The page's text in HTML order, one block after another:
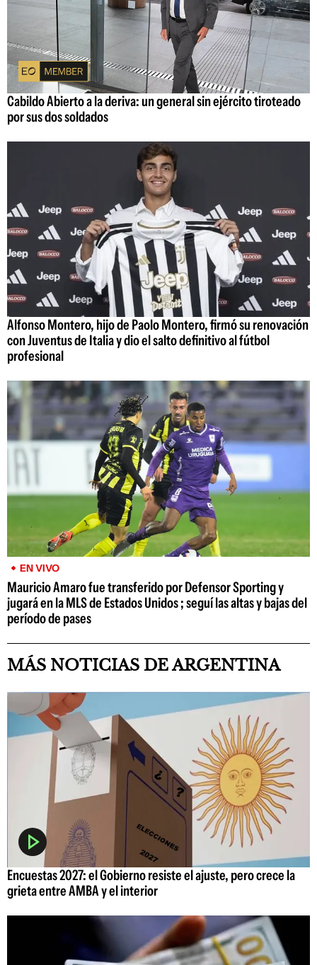
Cabildo Abierto a la deriva: un general sin ejército tiroteado
por sus dos soldados
Alfonso Montero, hijo de Paolo Montero, firmó su renovación
con Juventus de Italia y dio el salto definitivo al fútbol
profesional
EN VIVO
Mauricio Amaro fue transferido por Defensor Sporting y
jugará en la MLS de Estados Unidos ; seguí las altas y bajas del
período de pases
MÁS NOTICIAS DE ARGENTINA
Encuestas 2027: el Gobierno resiste el ajuste, pero crece la
grieta entre AMBA y el interior